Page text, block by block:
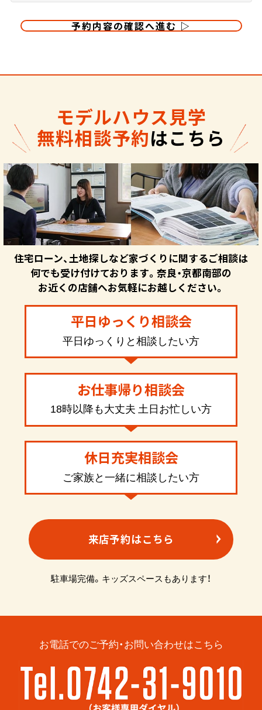
モデルハウス見学
無料相談予約はこちら
住宅ローン、土地探しなど家づくりに関するご相談は
何でも受け付けております。奈良・京都南部の
お近くの店舗へお気軽にお越しください。
平日ゆっくり相談会
平日ゆっくりと相談したい方
お仕事帰り相談会
18時以降も大丈夫 土日お忙しい方
休日充実相談会
ご家族と一緒に相談したい方
来店予約はこちら
駐車場完備。キッズスペースもあります！
お電話でのご予約・お問い合わせはこちら